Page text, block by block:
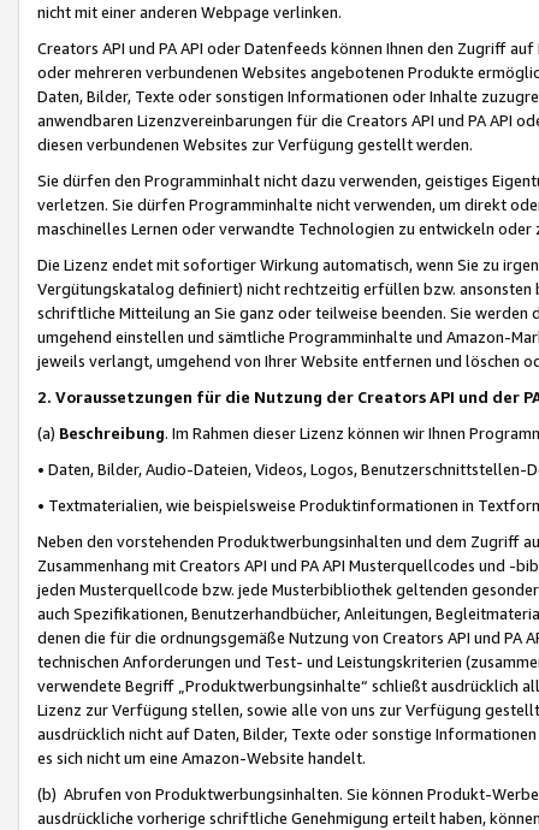
nicht mit einer anderen Webpage verlinken.
Creators API und PA API oder Datenfeeds können Ihnen den Zugriff
oder mehreren verbundenen Websites angebotenen Produkte
Daten, Bilder, Texte oder sonstigen Informationen oder Inhalte
anwendbaren Lizenzvereinbarungen für die Creators API und PA API
diesen verbundenen Websites zur Verfügung gestellt werden.
Sie dürfen den Programminhalt nicht dazu verwenden, geistiges
verletzen. Sie dürfen Programminhalte nicht verwenden, um direkt
maschinelles Lernen oder verwandte Technologien zu entwickeln
Die Lizenz endet mit sofortiger Wirkung automatisch, wenn Sie zu
Vergütungskatalog definiert) nicht rechtzeitig erfüllen bzw. ansonsten
schriftliche Mitteilung an Sie ganz oder teilweise beenden. Sie werden
umgehend einstellen und sämtliche Programminhalte und Amazon-
jeweils verlangt, umgehend von Ihrer Website entfernen und löschen
2. Voraussetzungen für die Nutzung der Creators API und der
(a) Beschreibung. Im Rahmen dieser Lizenz können wir Ihnen
• Daten, Bilder, Audio-Dateien, Videos, Logos, Benutzerschnittstellen-
• Textmaterialien, wie beispielsweise Produktinformationen in
Neben den vorstehenden Produktwerbungsinhalten und dem Zugriff
Zusammenhang mit Creators API und PA API Musterquellcodes und
jeden Musterquellcode bzw. jede Musterbibliothek geltenden
auch Spezifikationen, Benutzerhandbücher, Anleitungen,
denen die für die ordnungsgemäße Nutzung von Creators API und PA
technischen Anforderungen und Test- und Leistungskriterien
verwendete Begriff „Produktwerbungsinhalte“ schließt ausdrücklich
Lizenz zur Verfügung stellen, sowie alle von uns zur Verfügung
ausdrücklich nicht auf Daten, Bilder, Texte oder sonstige
es sich nicht um eine Amazon-Website handelt.
(b) Abrufen von Produktwerbungsinhalten. Sie können Produkt-
ausdrückliche vorherige schriftliche Genehmigung erteilt haben,